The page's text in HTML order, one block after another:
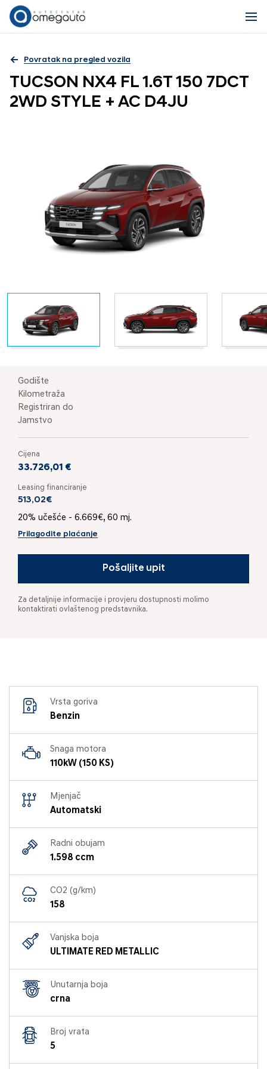
Povratak na pregled vozila
TUCSON NX4 FL 1.6T 150 7DCT
2WD STYLE + AC D4JU
Godište
Kilometraža
Registriran do
Jamstvo
Cijena
33.726,01 €
Leasing financiranje
513,02€
20% učešće - 6.669€, 60 mj.
Prilagodite plaćanje
Pošaljite upit
Za detaljnije informacije i provjeru dostupnosti molimo
kontaktirati ovlaštenog predstavnika.
Vrsta goriva
Benzin
Snaga motora
110kW (150 KS)
Mjenjač
Automatski
Radni obujam
1.598 ccm
CO2 (g/km)
158
Vanjska boja
ULTIMATE RED METALLIC
Unutarnja boja
crna
Broj vrata
5